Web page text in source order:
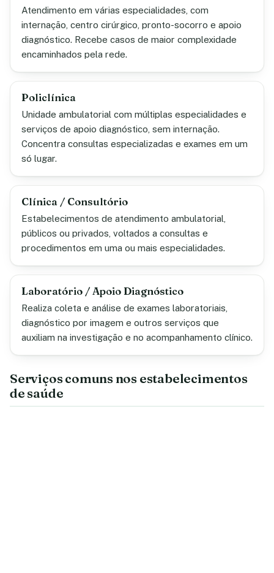
Atendimento em várias especialidades, com
internação, centro cirúrgico, pronto-socorro e apoio
diagnóstico. Recebe casos de maior complexidade
encaminhados pela rede.
Policlínica
Unidade ambulatorial com múltiplas especialidades e
serviços de apoio diagnóstico, sem internação.
Concentra consultas especializadas e exames em um
só lugar.
Clínica / Consultório
Estabelecimentos de atendimento ambulatorial,
públicos ou privados, voltados a consultas e
procedimentos em uma ou mais especialidades.
Laboratório / Apoio Diagnóstico
Realiza coleta e análise de exames laboratoriais,
diagnóstico por imagem e outros serviços que
auxiliam na investigação e no acompanhamento clínico.
Serviços comuns nos estabelecimentos
de saúde